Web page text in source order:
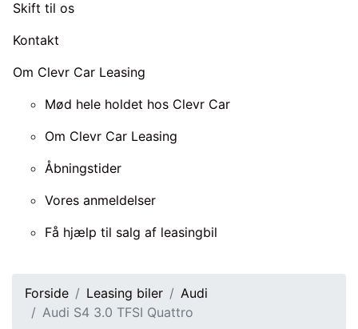
Skift til os
Kontakt
Om Clevr Car Leasing
Mød hele holdet hos Clevr Car
Om Clevr Car Leasing
Åbningstider
Vores anmeldelser
Få hjælp til salg af leasingbil
Forside Leasing biler
Audi
Audi S4 3.0 TFSI Quattro